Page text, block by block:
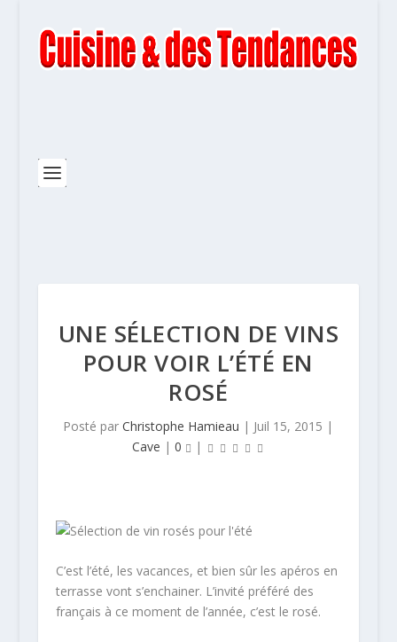
UNE SÉLECTION DE VINS
POUR VOIR L’ÉTÉ EN
ROSÉ
Posté parChristophe Hamieau | Juil 15, 2015 |
Cave |0 |
C’est l’été, les vacances, et bien sûr les apéros en
terrasse vont s’enchainer. L’invité préféré des
français à ce moment de l’année, c’est le rosé.